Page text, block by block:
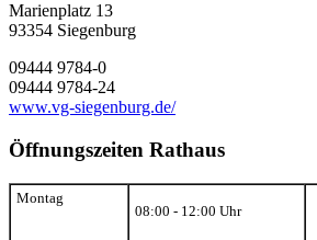
Marienplatz 13
93354 Siegenburg
09444 9784-0
09444 9784-24
www.vg-siegenburg.de/
Öffnungszeiten Rathaus
Montag
08:00 - 12:00 Uhr